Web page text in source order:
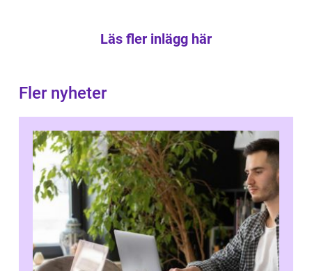
Läs fler inlägg här
Fler nyheter